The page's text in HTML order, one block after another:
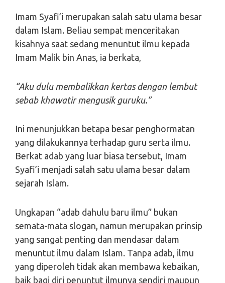
Imam Syafi’i merupakan salah satu ulama besar
dalam Islam. Beliau sempat menceritakan
kisahnya saat sedang menuntut ilmu kepada
Imam Malik bin Anas, ia berkata,
“Aku dulu membalikkan kertas dengan lembut
sebab khawatir mengusik guruku.”
Ini menunjukkan betapa besar penghormatan
yang dilakukannya terhadap guru serta ilmu.
Berkat adab yang luar biasa tersebut, Imam
Syafi’i menjadi salah satu ulama besar dalam
sejarah Islam.
Ungkapan “adab dahulu baru ilmu” bukan
semata-mata slogan, namun merupakan prinsip
yang sangat penting dan mendasar dalam
menuntut ilmu dalam Islam. Tanpa adab, ilmu
yang diperoleh tidak akan membawa kebaikan,
baik bagi diri penuntut ilmunya sendiri maupun